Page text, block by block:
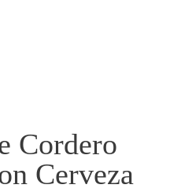
Cordero
Cerveza